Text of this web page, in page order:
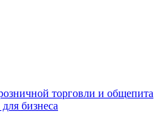
торговли и общепита
бизнеса